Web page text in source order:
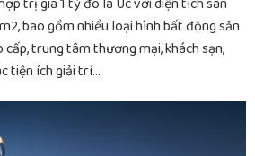
bao gồm nhiều loại hình bất động sản
cấp, trung tâm thương mại, khách sạn,
tiện ích giải trí…